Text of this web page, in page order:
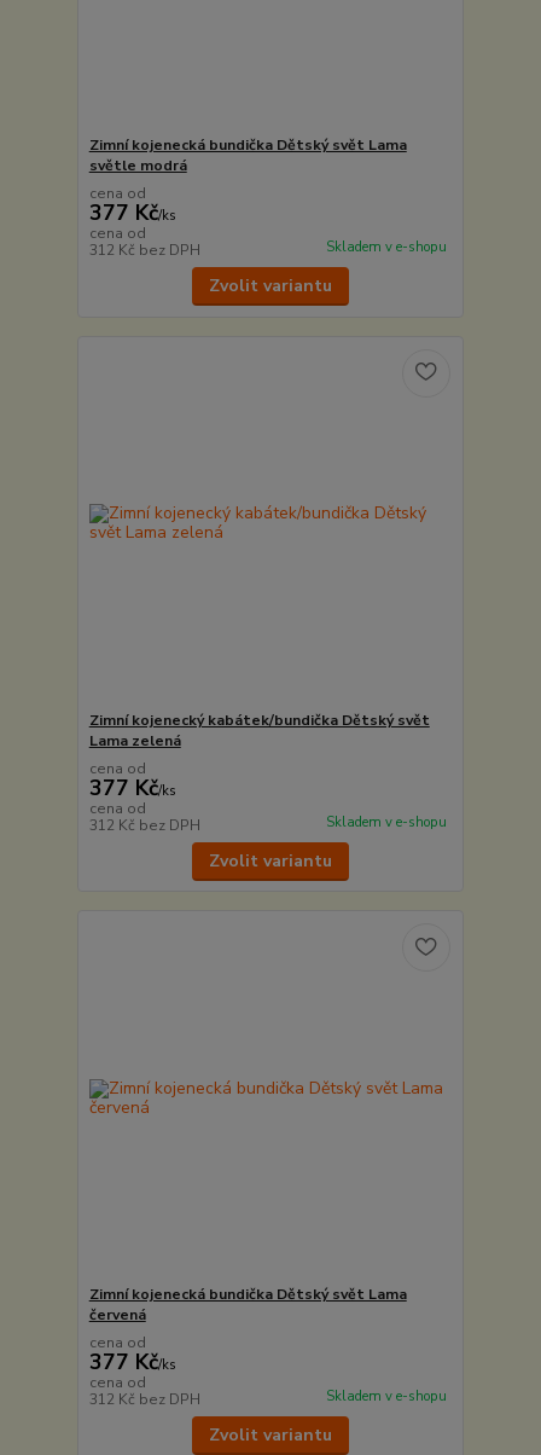
Zimní kojenecká bundička Dětský svět Lama
světle modrá
cena od
377 Kč/ks
cena od
312 Kč bez DPH Skladem v e-shopu
Zvolit variantu
Zimní kojenecký kabátek/bundička Dětský svět
Lama zelená
cena od
377 Kč/ks
cena od
312 Kč bez DPH Skladem v e-shopu
Zvolit variantu
Zimní kojenecká bundička Dětský svět Lama
červená
cena od
377 Kč/ks
cena od
312 Kč bez DPH Skladem v e-shopu
Zvolit variantu